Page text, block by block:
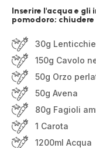
Inserire l'acqua e
pomodoro; chiudere
30g Lenticchie
150g Cavolo
50g Orzo
50g Avena
80g Fagioli
1 Carota
1200ml Acqua